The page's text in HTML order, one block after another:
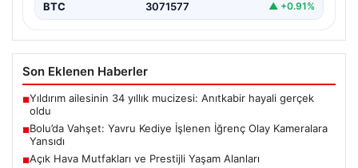
BTC 3071577 ▲ +0.91%
Son Eklenen Haberler
■Yıldırım ailesinin 34 yıllık mucizesi: Anıtkabir hayali gerçek
oldu
■Bolu’da Vahşet: Yavru Kediye İşlenen İğrenç Olay Kameralara
Yansıdı
■Açık Hava Mutfakları ve Prestijli Yaşam Alanları